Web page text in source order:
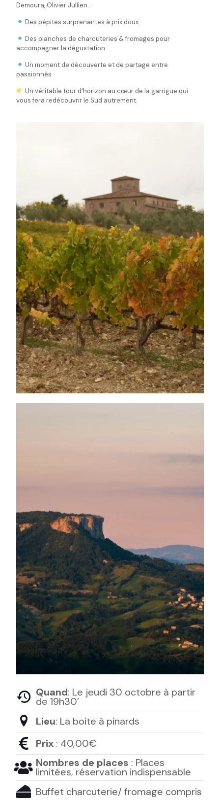
Demoura, Olivier Jullien…
Des pépites surprenantes à prix doux
Des planches de charcuteries & fromages pour
accompagner la dégustation
Un moment de découverte et de partage entre
passionnés
Un véritable tour d’horizon au cœur de la garrigue qui
vous fera redécouvrir le Sud autrement.
Quand: Le jeudi 30 octobre à partir
de 19h30’
Lieu: La boite à pinards
Prix : 40,00€
Nombres de places : Places
limitées, réservation indispensable
Buffet charcuterie/ fromage compris